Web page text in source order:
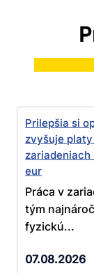
Prilepšia si
zvyšuje
eur
Práca v
tým
fyzickú...
07.08.2026